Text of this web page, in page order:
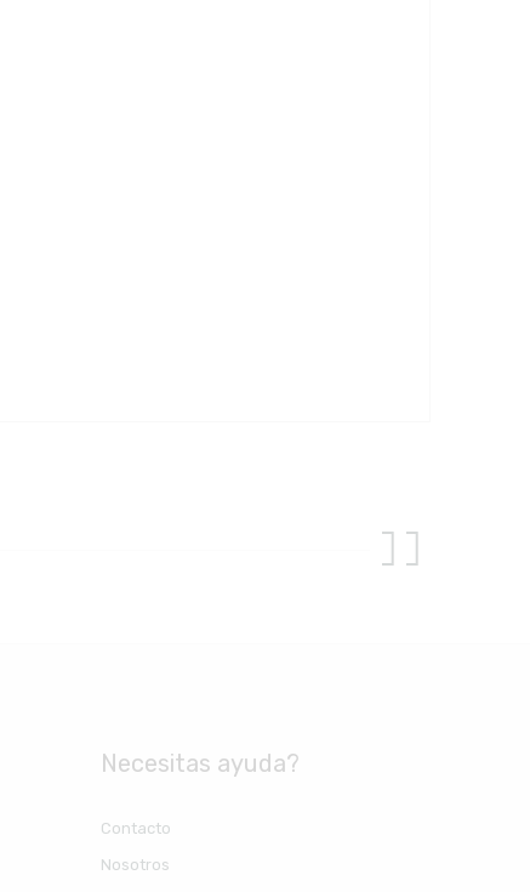
Necesitas ayuda?
Contacto
Nosotros